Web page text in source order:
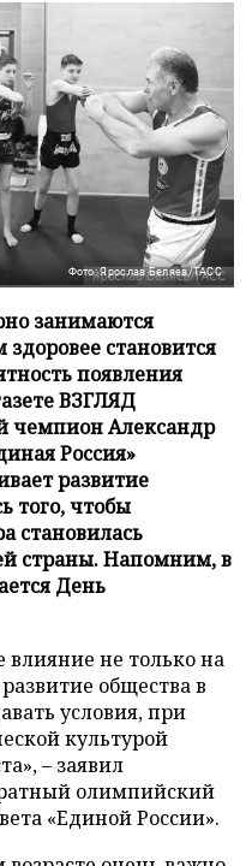
Фото: Ярослав Беляев/ТАСС
занимаются
становится
появления
ВЗГЛЯД
чемпион Александр
Россия»
развитие
того, чтобы
становилась
страны. Напомним, в
День
влияние не только на
общества в
условия, при
культурой
– заявил
олимпийский
«Единой России».